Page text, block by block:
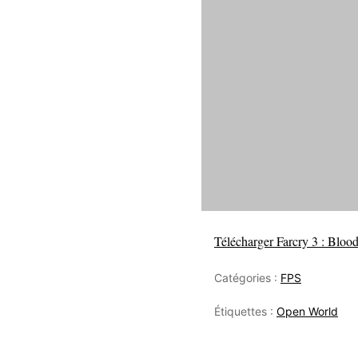
Télécharger Farcry 3 :
Catégories : FPS
Étiquettes : Open World